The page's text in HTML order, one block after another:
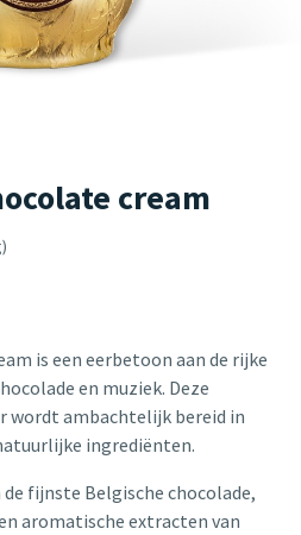
cream
is een eerbetoon aan de rijke
en muziek. Deze
wordt ambachtelijk bereid in
ingrediënten.
fijnste Belgische chocolade,
aromatische extracten van